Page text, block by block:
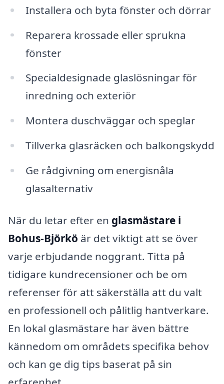
Installera och byta fönster och dörrar
Reparera krossade eller sprukna
fönster
Specialdesignade glaslösningar för
inredning och exteriör
Montera duschväggar och speglar
Tillverka glasräcken och balkongskydd
Ge rådgivning om energisnåla
glasalternativ
När du letar efter en glasmästare i
Bohus-Björkö är det viktigt att se över
varje erbjudande noggrant. Titta på
tidigare kundrecensioner och be om
referenser för att säkerställa att du valt
en professionell och pålitlig hantverkare.
En lokal glasmästare har även bättre
kännedom om områdets specifika behov
och kan ge dig tips baserat på sin